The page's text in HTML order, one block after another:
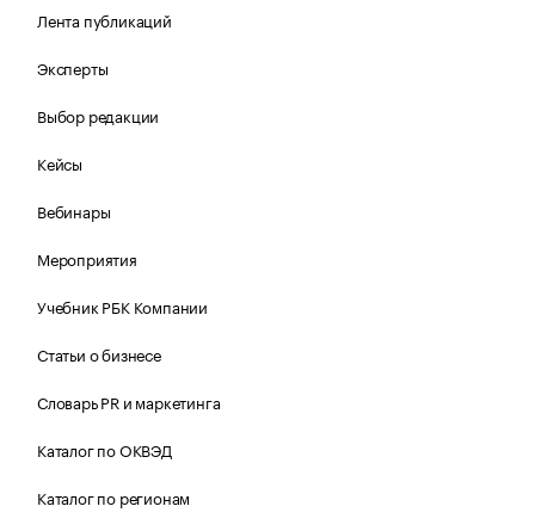
Лента публикаций
Эксперты
Выбор редакции
Кейсы
Вебинары
Мероприятия
Учебник РБК Компании
Статьи о бизнесе
Словарь PR и маркетинга
Каталог по ОКВЭД
Каталог по регионам